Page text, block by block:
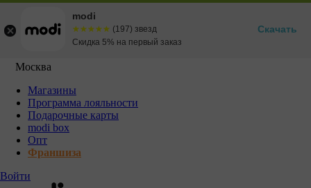
Москва
Магазины
Программа лояльности
Подарочные карты
modi box
Опт
Франшиза
Войти
modi
☆☆☆☆☆
★★★★★ (197) звезд
Скидка 5% на первый заказ
Скачать